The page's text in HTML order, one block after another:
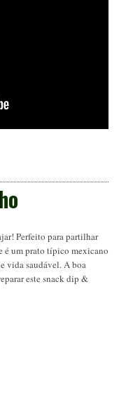
Perfeito para partilhar
é um prato típico mexicano
vida saudável. A boa
este snack dip &